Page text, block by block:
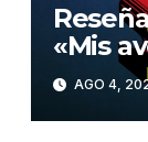
«Mis
AGO 4,